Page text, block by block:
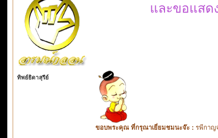
ทิพย์ธิดาสุรีย์
และขอแส
ขอบพระคุณ ที่กรุณาเยี่ยมชมนะจ๊ะ : รพีกาญ